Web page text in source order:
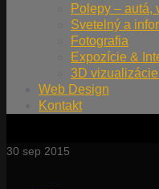
Polepy –
Svetelný a
Fotografia
Expozície &
3D
Web Design
Kontakt
30 sep 2015